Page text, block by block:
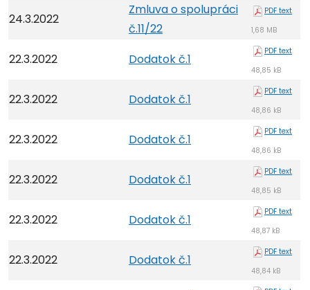
24.3.2022
Zmluva o spolupráci
č.11/22
PDF text
1,68 MB
22.3.2022 Dodatok č.1
PDF text
48,85 kB
22.3.2022 Dodatok č.1
PDF text
48,86 kB
22.3.2022 Dodatok č.1
PDF text
48,86 kB
22.3.2022 Dodatok č.1
PDF text
48,85 kB
22.3.2022 Dodatok č.1
PDF text
48,87 kB
22.3.2022 Dodatok č.1
PDF text
48,84 kB